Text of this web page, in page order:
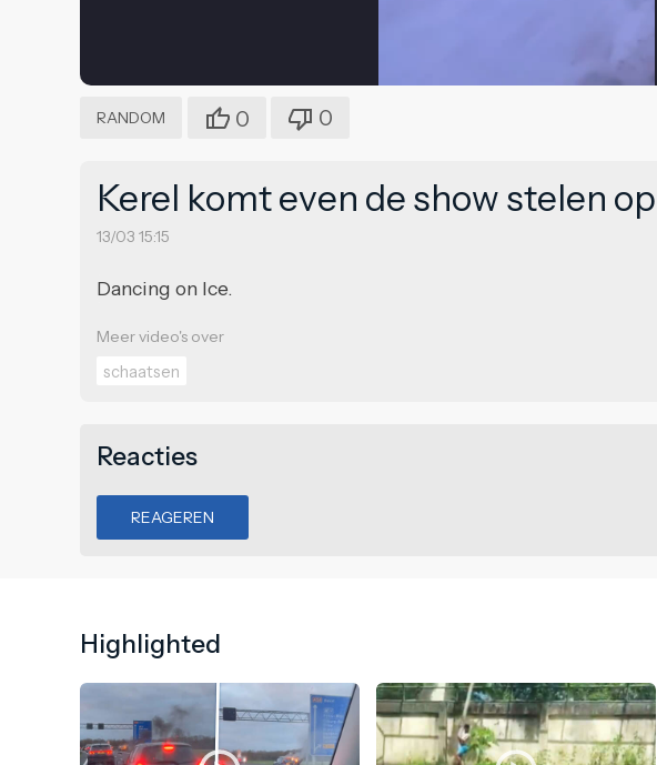
RANDOM 0 0
Kerel komt even de show stelen
13/03 15:15
Dancing on Ice.
Meer video's over
schaatsen
Reacties
REAGEREN
Highlighted